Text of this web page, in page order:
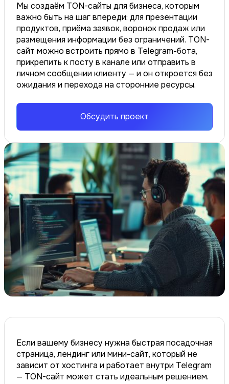
Мы создаём TON-сайты для бизнеса, которым
важно быть на шаг впереди: для презентации
продуктов, приёма заявок, воронок продаж или
размещения информации без ограничений. TON-
сайт можно встроить прямо в Telegram-бота,
прикрепить к посту в канале или отправить в
личном сообщении клиенту — и он откроется без
ожидания и перехода на сторонние ресурсы.
Обсудить проект
Если вашему бизнесу нужна быстрая посадочная
страница, лендинг или мини-сайт, который не
зависит от хостинга и работает внутри Telegram
— TON-сайт может стать идеальным решением.